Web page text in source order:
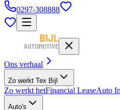
0297-308888
Ons verhaal
Zo werkt Tex Bijl
Zo werkt hetFinancial LeaseAuto
Auto's